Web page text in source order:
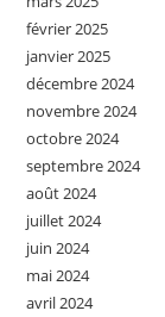
février 2025
janvier 2025
décembre 2024
novembre 2024
octobre 2024
septembre 2024
août 2024
juillet 2024
juin 2024
mai 2024
avril 2024